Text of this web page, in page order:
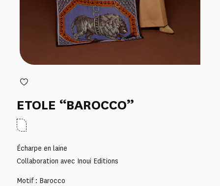
ETOLE “BAROCCO”
Écharpe en laine
Collaboration avec Inoui Editions
Motif : Barocco